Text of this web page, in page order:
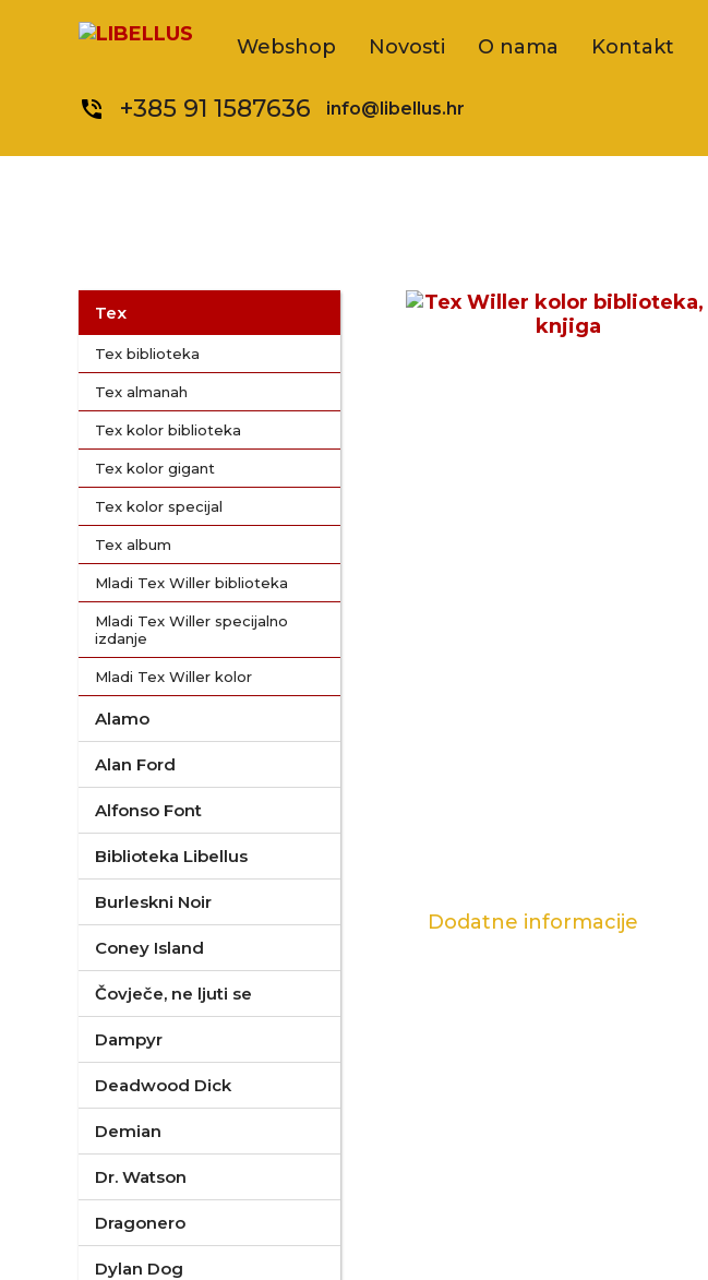
Webshop Novosti O nama Kontakt
phone_in_talk +385 91 1587636 info@libellus.hr
Tex
Tex biblioteka
Tex almanah
Tex kolor biblioteka
Tex kolor gigant
Tex kolor specijal
Tex album
Mladi Tex Willer biblioteka
Mladi Tex Willer specijalno
izdanje
Mladi Tex Willer kolor
Alamo
Alan Ford
Alfonso Font
Biblioteka Libellus
Burleskni Noir
Coney Island
Čovječe, ne ljuti se
Dampyr
Deadwood Dick
Demian
Dr. Watson
Dragonero
Dylan Dog
Dodatne informacije